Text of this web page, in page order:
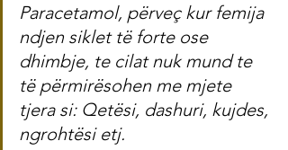
Paracetamol, përveç kur femija
ndjen siklet të forte ose
dhimbje, te cilat nuk mund te
të përmirësohen me mjete
tjera si: Qetësi, dashuri, kujdes,
ngrohtësi etj.